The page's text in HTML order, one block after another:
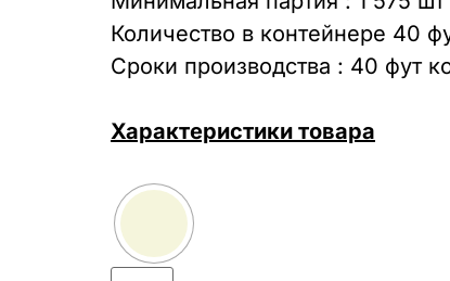
Количество в контейнере 40
Сроки производства : 40 фут
Характеристики товара